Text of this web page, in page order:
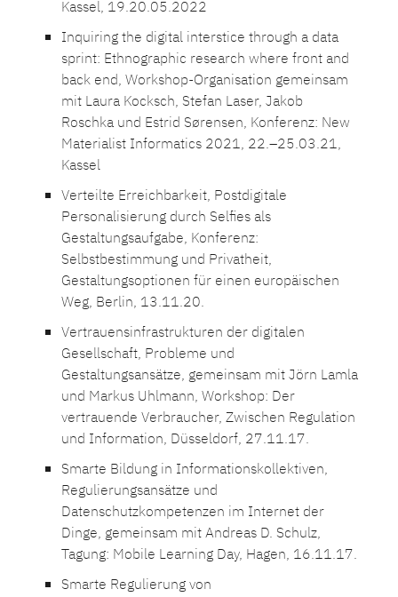
Kassel, 19.20.05.2022
Inquiring the digital interstice through a data
sprint: Ethnographic research where front and
back end, Workshop-Organisation gemeinsam
mit Laura Kocksch, Stefan Laser, Jakob
Roschka und Estrid Sørensen, Konferenz: New
Ma­ter­i­al­ist In­form­at­ics 2021, 22.–25.03.21,
Kassel
Verteilte Erreichbarkeit, Postdigitale
Personalisierung durch Selfies als
Gestaltungsaufgabe, Konferenz:
Selbstbestimmung und Privatheit,
Gestaltungsoptionen für einen europäischen
Weg, Berlin, 13.11.20.
Vertrauensinfrastrukturen der digitalen
Gesellschaft, Probleme und
Gestaltungsansätze, gemeinsam mit Jörn Lamla
und Markus Uhlmann, Workshop: Der
vertrauende Verbraucher, Zwischen Regulation
und Information, Düsseldorf, 27.11.17.
Smarte Bildung in Informationskollektiven,
Regulierungsansätze und
Datenschutzkompetenzen im Internet der
Dinge, gemeinsam mit Andreas D. Schulz,
Tagung: Mobile Learning Day, Hagen, 16.11.17.
Smarte Regulierung von